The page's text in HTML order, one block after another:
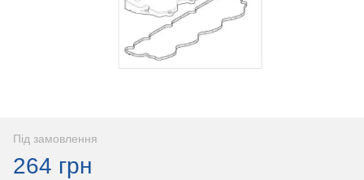
Під замовлення
264 грн